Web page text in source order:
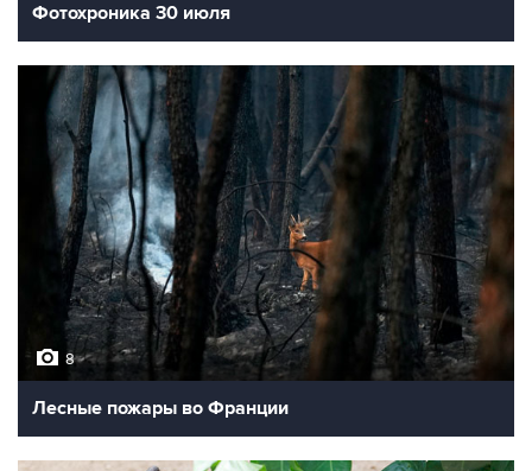
Фотохроника 30 июля
8
Лесные пожары во Франции